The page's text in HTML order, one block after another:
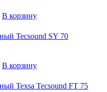
В корзину
Tecsound SY 70
В корзину
Texsa Tecsound FT 75